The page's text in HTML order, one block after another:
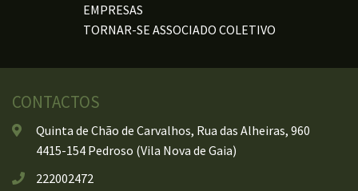
EMPRESAS
TORNAR-SE ASSOCIADO COLETIVO
CONTACTOS
Quinta de Chão de Carvalhos, Rua das Alheiras, 960
4415-154 Pedroso (Vila Nova de Gaia)
222002472